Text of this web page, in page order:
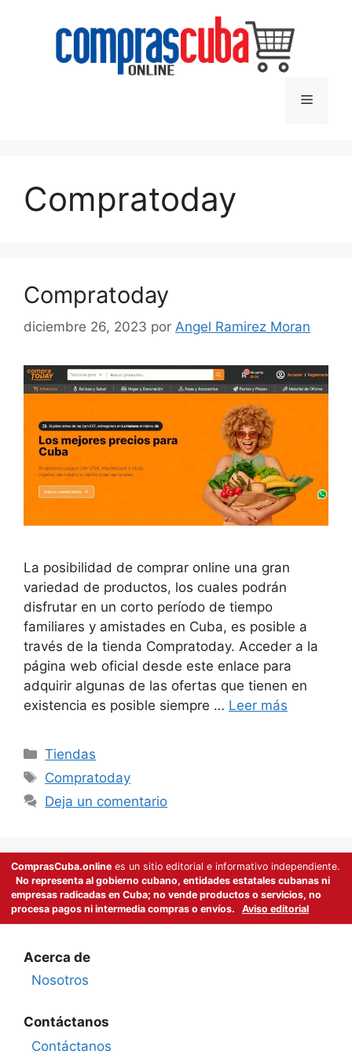
Menú
Compratoday
Compratoday
diciembre 26, 2023 por Angel Ramirez Moran
La posibilidad de comprar online una gran
variedad de productos, los cuales podrán
disfrutar en un corto período de tiempo
familiares y amistades en Cuba, es posible a
través de la tienda Compratoday. Acceder a la
página web oficial desde este enlace para
adquirir algunas de las ofertas que tienen en
existencia es posible siempre … Leer más
Categorías
Tiendas
Etiquetas
Compratoday
Deja un comentario
ComprasCuba.online es un sitio editorial e informativo independiente.
No representa al gobierno cubano, entidades estatales cubanas ni
empresas radicadas en Cuba; no vende productos o servicios, no
procesa pagos ni intermedia compras o envíos.
Aviso editorial
Acerca de
Nosotros
Contáctanos
Contáctanos